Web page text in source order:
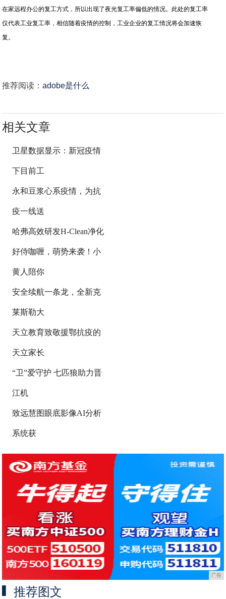
在家远程办公的复工方式，所以出现了夜光复工率偏低的情况。此处的复工率
仅代表工业复工率，相信随着疫情的控制，工业企业的复工情况将会加速恢
复。
推荐阅读：adobe是什么
相关文章
卫星数据显示：新冠疫情
下目前工
永和豆浆心系疫情，为抗
疫一线送
哈弗高效研发H-Clean净化
好侍咖喱，萌势来袭！小
黄人陪你
安全续航一条龙，全新克
莱斯勒大
天立教育致敬援鄂抗疫的
天立家长
“卫”爱守护 七匹狼助力晋
江机
致远慧图眼底影像AI分析
系统获
广告
推荐图文